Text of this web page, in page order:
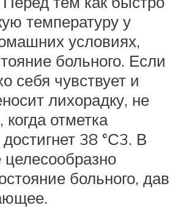
температуру у
условиях,
больного. Если
себя чувствует и
лихорадку, не
когда отметка
38 °С3. В
больного, дав